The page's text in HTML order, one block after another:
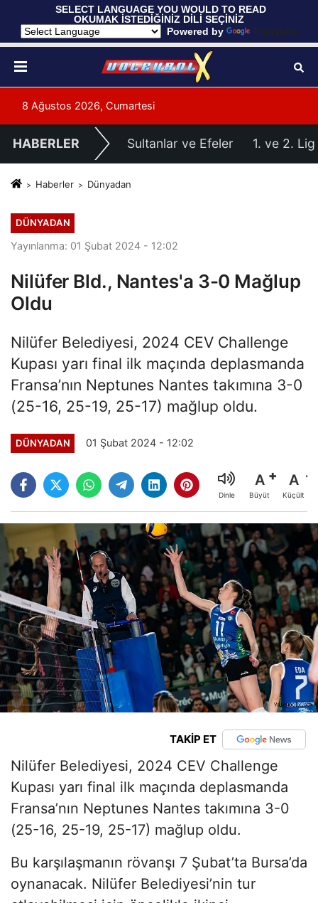
SELECT LANGUAGE YOU WOULD TO READ
OKUMAK İSTEDİĞİNİZ DİLİ SEÇİNİZ
Powered by
Translate
8 Ağustos 2026, Cumartesi
HABERLER Sultanlar ve Efeler 1. ve 2. Lig
Haberler Dünyadan
DÜNYADAN
Yayınlanma: 01 Şubat 2024 - 12:02
Nilüfer Bld., Nantes'a 3-0 Mağlup
Oldu
Nilüfer Belediyesi, 2024 CEV Challenge
Kupası yarı final ilk maçında deplasmanda
Fransa’nın Neptunes Nantes takımına 3-0
(25-16, 25-19, 25-17) mağlup oldu.
DÜNYADAN 01 Şubat 2024 - 12:02
Dinle
A
Büyüt
A
Küçült
TAKİP ET
Nilüfer Belediyesi, 2024 CEV Challenge
Kupası yarı final ilk maçında deplasmanda
Fransa’nın Neptunes Nantes takımına 3-0
(25-16, 25-19, 25-17) mağlup oldu.
Bu karşılaşmanın rövanşı 7 Şubat’ta Bursa’da
oynanacak. Nilüfer Belediyesi’nin tur